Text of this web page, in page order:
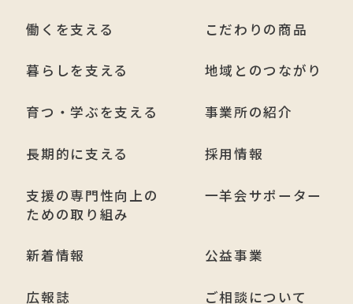
働くを支える
暮らしを支える
育つ・学ぶを支える
長期的に支える
支援の専門性向上の
ための取り組み
新着情報
広報誌
こだわりの商品
地域とのつながり
事業所の紹介
採用情報
一羊会サポーター
公益事業
ご相談について